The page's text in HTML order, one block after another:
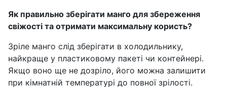
Як правильно зберігати манго для збереження
свіжості та отримати максимальну користь?
Зріле манго слід зберігати в холодильнику,
найкраще у пластиковому пакеті чи контейнері.
Якщо воно ще не дозріло, його можна залишити
при кімнатній температурі до повної зрілості.